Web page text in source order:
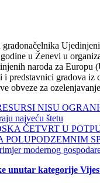
u Ženevi u
naroda za Europu
i predstavnici gradova iz
obveze za
NISU
najveću štetu
ČETVRT U
POLUPODZEMNIM
modernog
unutar kategorije